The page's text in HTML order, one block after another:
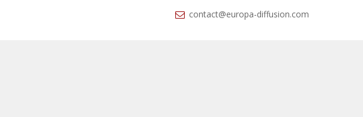
contact@europa-diffusion.com